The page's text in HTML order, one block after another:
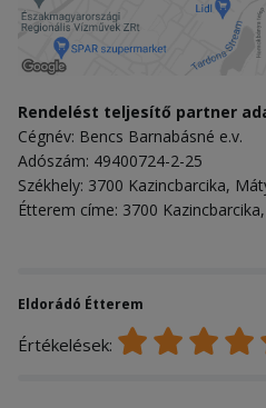
Rendelést teljesítő partner
Cégnév: Bencs Barnabásné e.v.
Adószám: 49400724-2-25
Székhely: 3700 Kazincbarcika,
Étterem címe: 3700
Eldorádó Étterem
Értékelések: